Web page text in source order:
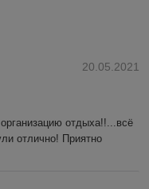
20.05.2021
отдыха!!...всё
отлично! Приятно